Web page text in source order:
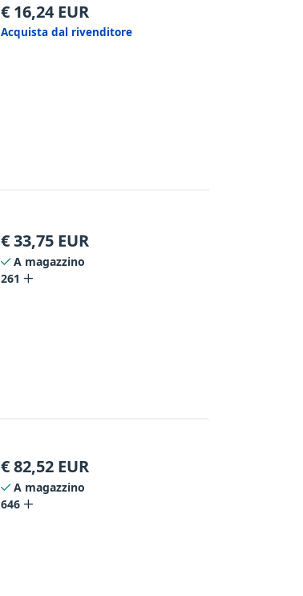
€ 16,24 EUR
Acquista dal rivenditore
€33,75 EUR
A magazzino
261
€82,52 EUR
A magazzino
646